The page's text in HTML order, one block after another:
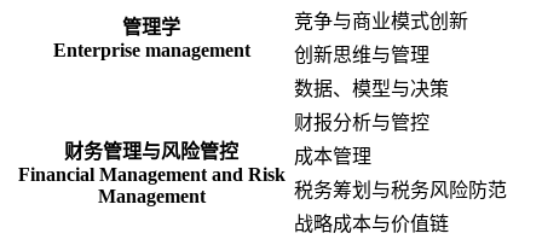
管理学
Enterprise management
竞争与商业模式创新
创新思维与管理
数据、模型与决策
财务管理与风险管控
Financial Management and Risk
Management
财报分析与管控
成本管理
税务筹划与税务风险防范
战略成本与价值链